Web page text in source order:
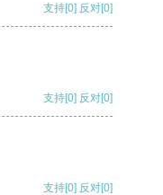
支持[0] 反对[0]
支持[0] 反对[0]
支持[0] 反对[0]